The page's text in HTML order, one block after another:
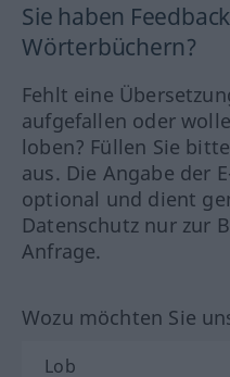
Sie haben
Wörterbüchern?
Fehlt eine
aufgefallen oder
loben? Füllen Sie
aus. Die Angabe der
optional und dient
Datenschutz nur zur
Anfrage.
Wozu möchten Sie